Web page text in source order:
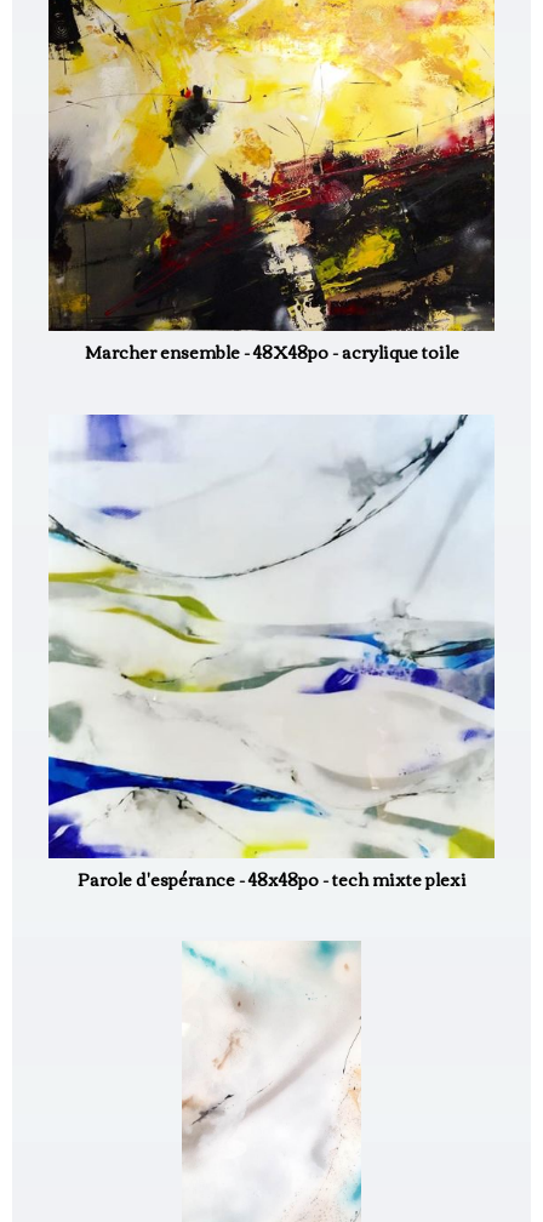
Marcher ensemble - 48X48po - acrylique toile
Parole d'espérance - 48x48po - tech mixte plexi